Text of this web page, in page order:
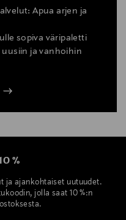
Apua arjen ja
sopiva väripaletti
ja vanhoihin
%
ja ajankohtaiset uutuudet.
jolla saat 10 %:n